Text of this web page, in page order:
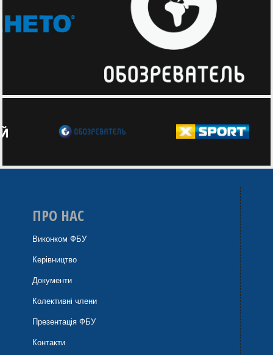
ПРО НАС
Виконком ФБУ
Керівництво
Документи
Колективні члени
Презентація ФБУ
Контакти